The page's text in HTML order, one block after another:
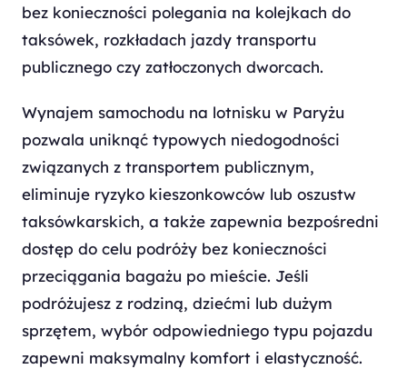
bez konieczności polegania na kolejkach do
taksówek, rozkładach jazdy transportu
publicznego czy zatłoczonych dworcach.
Wynajem samochodu na lotnisku w Paryżu
pozwala uniknąć typowych niedogodności
związanych z transportem publicznym,
eliminuje ryzyko kieszonkowców lub oszustw
taksówkarskich, a także zapewnia bezpośredni
dostęp do celu podróży bez konieczności
przeciągania bagażu po mieście. Jeśli
podróżujesz z rodziną, dziećmi lub dużym
sprzętem, wybór odpowiedniego typu pojazdu
zapewni maksymalny komfort i elastyczność.